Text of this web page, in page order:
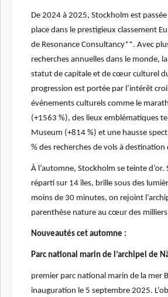
De 2024 à 2025, Stockholm est
place dans le prestigieux classement
de Resonance Consultancy**. Avec
recherches annuelles dans le monde,
statut de capitale et de cœur culturel
progression est portée par l’intérêt
événements culturels comme le
(+1563 %), des lieux emblématiques
Museum (+814 %) et une hausse
% des recherches de vols à
À l’automne, Stockholm se teinte d’or.
réparti sur 14 îles, brille sous des
moins de 30 minutes, on rejoint
parenthèse nature au cœur des milliers
Nouveautés cet automne :
Parc national marin de l’archipel de
premier parc national marin de la mer
inauguration le 5 septembre 2025.